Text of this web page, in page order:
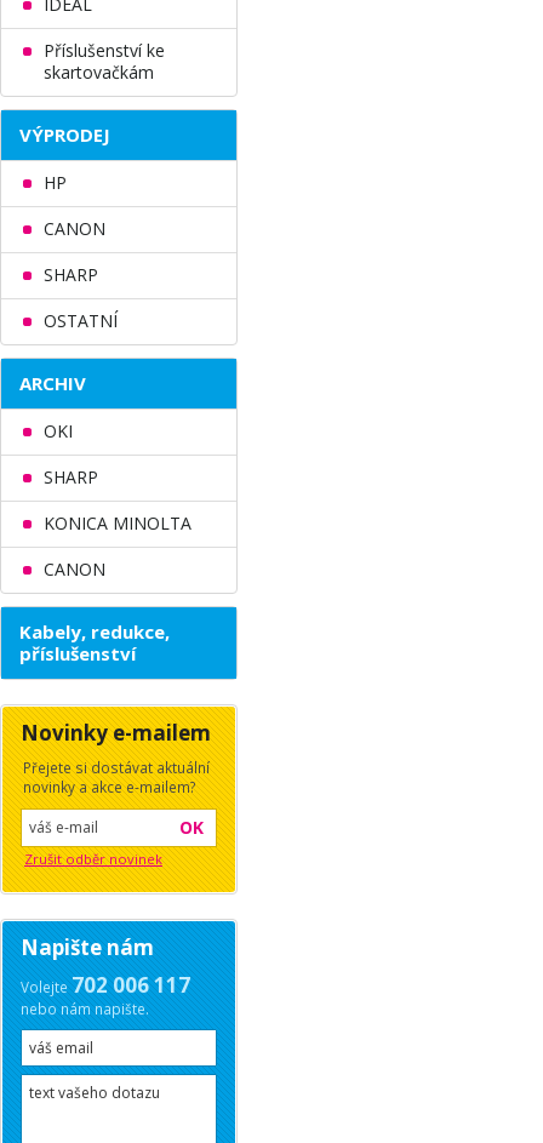
Příslušenství ke
skartovačkám
VÝPRODEJ
HP
CANON
SHARP
OSTATNÍ
ARCHIV
OKI
SHARP
KONICA MINOLTA
CANON
Kabely, redukce,
příslušenství
Novinky e-mailem
Přejete si dostávat aktuální
novinky a akce e-mailem?
OK
Zrušit odběr novinek
Napište nám
Volejte702 006 117
nebo nám napište.